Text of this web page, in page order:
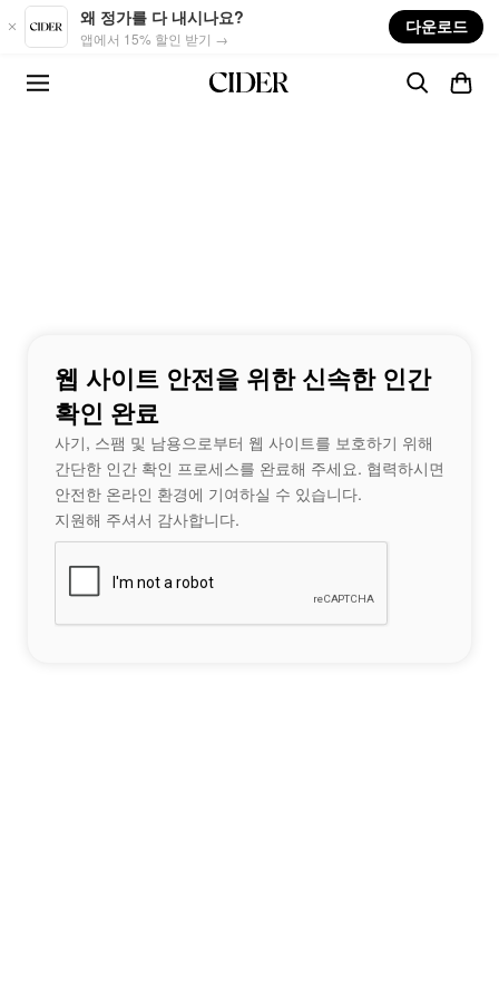
Skip to main content
왜 정가를 다 내시나요?
앱에서 15% 할인 받기 →
다운로드
웹 사이트 안전을 위한 신속한 인간
확인 완료
사기, 스팸 및 남용으로부터 웹 사이트를 보호하기 위해
간단한 인간 확인 프로세스를 완료해 주세요. 협력하시면
안전한 온라인 환경에 기여하실 수 있습니다.
지원해 주셔서 감사합니다.